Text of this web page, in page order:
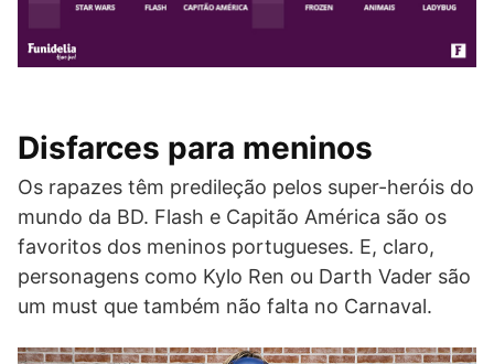
Disfarces para meninos
Os rapazes têm predileção pelos super-heróis do
mundo da BD. Flash e Capitão América são os
favoritos dos meninos portugueses. E, claro,
personagens como Kylo Ren ou Darth Vader são
um must que também não falta no Carnaval.